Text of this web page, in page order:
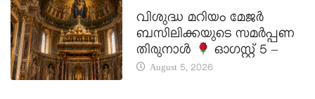
വിശുദ്ധ മറിയം മേജർ
ബസിലിക്കയുടെ സമർപ്പണ
തിരുനാൾ
ഓഗസ്റ്റ് 5 –
August 5, 2026